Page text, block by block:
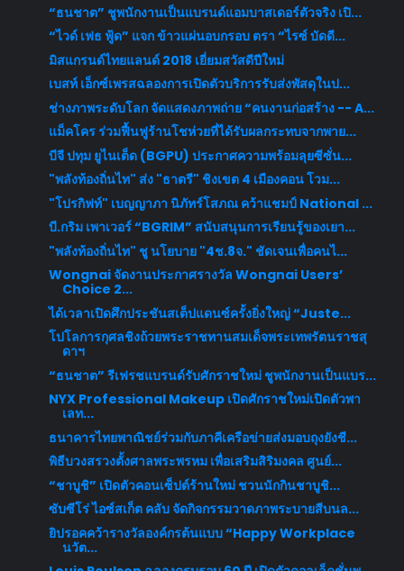
“ธนชาต” ชูพนักงานเป็นแบรนด์แอมบาสเดอร์ตัวจริง เปิ...
“ไวด์ เฟธ ฟู้ด” แจก ข้าวแผ่นอบกรอบ ตรา “ไรซ์ บัดดี...
มิสแกรนด์ไทยแลนด์ 2018 เยี่ยมสวัสดีปีใหม่
เบสท์ เอ็กซ์เพรสฉลองการเปิดตัวบริการรับส่งพัสดุในป...
ช่างภาพระดับโลก จัดแสดงภาพถ่าย “คนงานก่อสร้าง -- A...
แม็คโคร ร่วมฟื้นฟูร้านโชห่วยที่ได้รับผลกระทบจากพาย...
บีจี ปทุม ยูไนเต็ด (BGPU) ประกาศความพร้อมลุยซีซั่น...
"พลังท้องถิ่นไท" ส่ง "ธาตรี" ชิงเขต 4 เมืองคอน โวม...
"โปรกิฟท์" เบญญาภา นิภัทร์โสภณ คว้าแชมป์ National ...
บี.กริม เพาเวอร์ “BGRIM” สนับสนุนการเรียนรู้ของเยา...
"พลังท้องถิ่นไท" ชู นโยบาย "4ช.8จ." ชัดเจนเพื่อคนไ...
Wongnai จัดงานประกาศรางวัล Wongnai Users’
Choice 2...
ได้เวลาเปิดศึกประชันสเต็ปแดนซ์ครั้งยิ่งใหญ่ “Juste...
โปโลการกุศลชิงถ้วยพระราชทานสมเด็จพระเทพรัตนราชสุ
ดาฯ
“ธนชาต” รีเฟรชแบรนด์รับศักราชใหม่ ชูพนักงานเป็นแบร...
NYX Professional Makeup เปิดศักราชใหม่เปิดตัวพา
เลท...
ธนาคารไทยพาณิชย์ร่วมกับภาคีเครือข่ายส่งมอบถุงยังชี...
พิธีบวงสรวงตั้งศาลพระพรหม เพื่อเสริมสิริมงคล ศูนย์...
“ชาบูชิ” เปิดตัวคอนเซ็ปต์ร้านใหม่ ชวนนักกินชาบูชิ...
ซับซีโร่ ไอซ์สเก็ต คลับ จัดกิจกรรมวาดภาพระบายสีบนล...
ยิปรอคคว้ารางวัลองค์กรต้นแบบ “Happy Workplace
นวัต...